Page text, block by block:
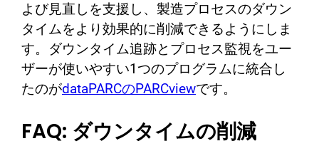
よび見直しを支援し、製造プロセスのダウン
タイムをより効果的に削減できるようにしま
す。ダウンタイム追跡とプロセス監視をユー
ザーが使いやすい1つのプログラムに統合し
たのがdataPARCのPARCviewです。
FAQ: ダウンタイムの削減